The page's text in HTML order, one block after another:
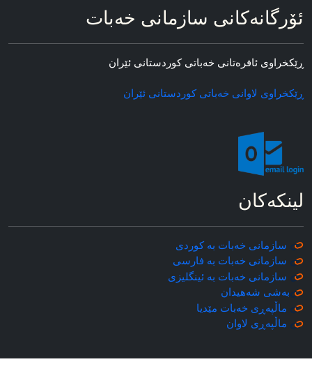
ئۆرگانه‌کانی سازمانی خه‌بات
ڕێکخراوی ئافره‌تانی خه‌باتی کوردستانی ئێران
ڕێکخراوی لاوانی خه‌باتی کوردستانی ئێران
لینکه‌کان
سازمانی خه‌بات به کوردی
سازمانی خه‌بات به فارسی
سازمانی خه‌بات به ئینگلیزی
به‌شی شه‌هیدان
ماڵپه‌ڕی خه‌بات مێدیا
ماڵپه‌ڕی لاوان